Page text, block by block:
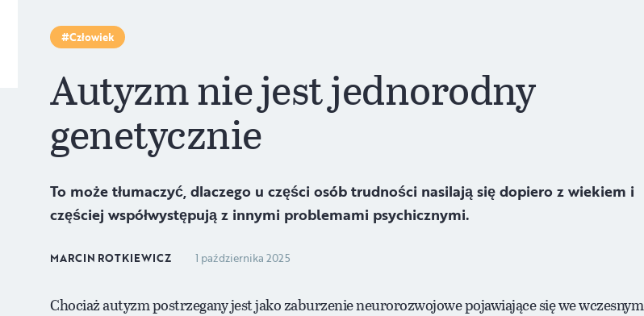
Człowiek
Autyzm nie jest jednorodny
genetycznie
To może tłumaczyć, dlaczego u części osób trudności nasilają się dopiero z wiekiem i
częściej współwystępują z innymi problemami psychicznymi.
MARCIN ROTKIEWICZ 1 października 2025
Chociaż autyzm postrzegany jest jako zaburzenie neurorozwojowe pojawiające się we wczesnym